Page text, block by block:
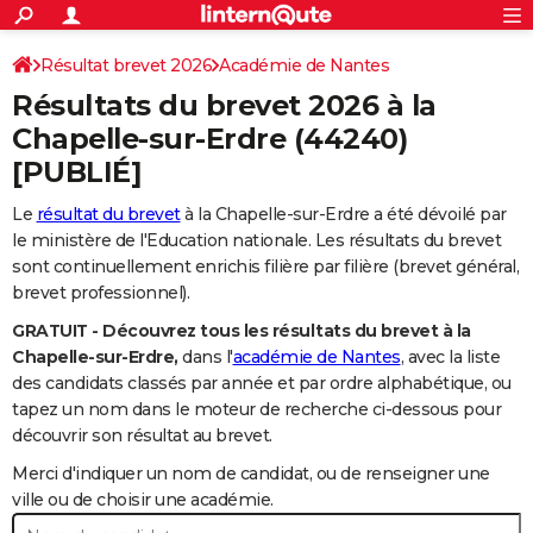
ACTUALITÉS
Politique
Société
Faits Divers
Education
Monde
Villes
+
SPORT
Coupe du monde 2026
Football
Tennis
Cyclisme
Rugby
Forum
CULTURE
Programme TV
TNT
Streaming
Cinéma
Sorties cinéma
Musique
+FINANCE
Retraite
Impôts
Epargne
Immobilier
Risques naturels par ville
Banque
Assurance
Crédit
AUTO
Essais
Réserver un essai
Citadines
Berlines
SUV
Forum auto
+
HIGH-TECH
Forum
Aménagement intérieur
Extérieur
Cuisine
Salle de bains
Jardinage
Rangement
+WEEK-END
Guides de France
Escapades
Patrimoine
Expositions
Musées
Week-end nature
+
LIFESTYLE
SANTE
Alimentation
Guide de la santé
Maladies
Médicaments
Sommeil
+VOYAGE
S'inscrire
Connexion
Résultat brevet 2026 Académie de Nantes
Résultats du brevet 2026 à la
Chapelle-sur-Erdre(44240)
[PUBLIÉ]
Le résultat du brevetà la Chapelle-sur-Erdre a été dévoilé par
le ministère de l'Education nationale. Les résultats du brevet
sont continuellement enrichis filière par filière (brevet général,
brevet professionnel).
GRATUIT - Découvrez tous les résultats du brevet à la
Chapelle-sur-Erdre, dans l'académie de Nantes, avec la liste
des candidats classés par année et par ordre alphabétique, ou
tapez un nom dans le moteur de recherche ci-dessous pour
découvrir son résultat au brevet.
Merci d'indiquer un nom de candidat, ou de renseigner une
ville ou de choisir une académie.